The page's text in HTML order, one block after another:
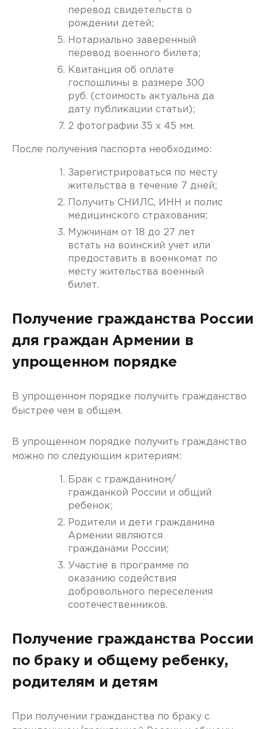
перевод свидетельств о
рождении детей;
Нотариально заверенный
перевод военного билета;
Квитанция об оплате
госпошлины в размере 300
руб. (стоимость актуальна да
дату публикации статьи);
2 фотографии 35 x 45 мм.
После получения паспорта необходимо:
Зарегистрироваться по месту
жительства в течение 7 дней;
Получить СНИЛС, ИНН и полис
медицинского страхования;
Мужчинам от 18 до 27 лет
встать на воинский учет или
предоставить в военкомат по
месту жительства военный
билет.
Получение гражданства России
для граждан Армении в
упрощенном порядке
В упрощенном порядке получить гражданство
быстрее чем в общем.
В упрощенном порядке получить гражданство
можно по следующим критериям:
Брак с гражданином/
гражданкой России и общий
ребенок;
Родители и дети гражданина
Армении являются
гражданами России;
Участие в программе по
оказанию содействия
добровольного переселения
соотечественников.
Получение гражданства России
по браку и общему ребенку,
родителям и детям
При получении гражданства по браку с